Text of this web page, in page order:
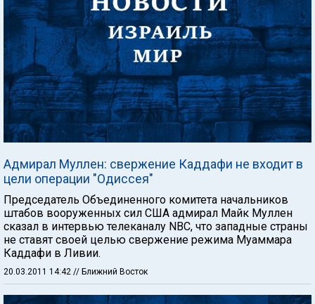
Адмирал Муллен: свержение Каддафи не входит в
цели операции "Одиссея"
Председатель Объединенного комитета начальников
штабов вооруженных сил США адмирал Майк Муллен
сказал в интервью телеканалу NBC, что западные страны
не ставят своей целью свержение режима Муаммара
Каддафи в Ливии.
20.03.2011 14:42 // Ближний Восток